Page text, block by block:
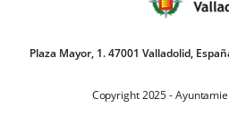
Plaza Mayor, 1. 47001 Valladolid,
Copyright 2025 -